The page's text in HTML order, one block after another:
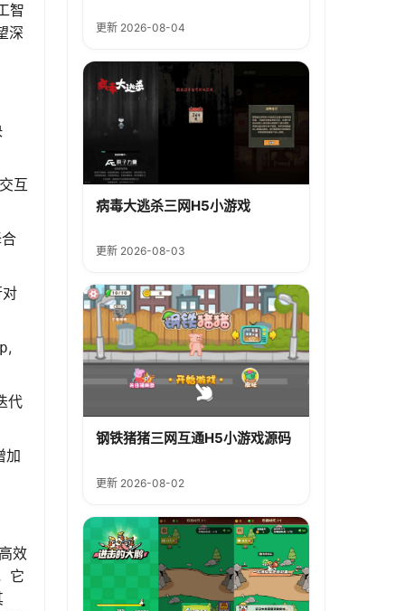
智
深
互
对
,
代
加
效
它
更新 2026-08-04
病毒大逃杀三网H5小游戏
更新 2026-08-03
钢铁猪猪三网互通H5小游戏源码
更新 2026-08-02